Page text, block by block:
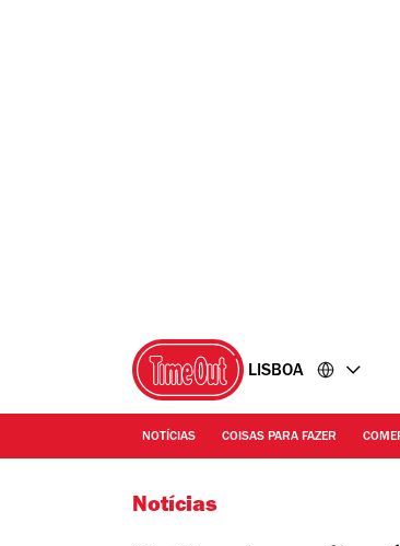
LISBOA
NOTÍCIAS COISAS PARA FAZER
Notícias